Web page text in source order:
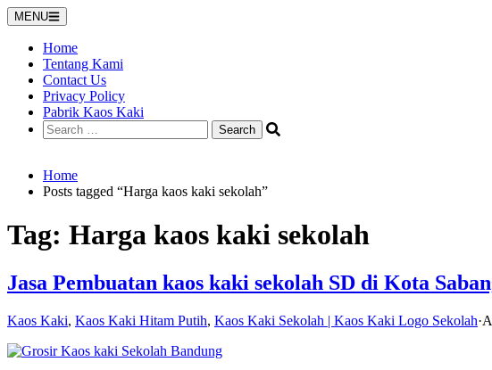
Skip
to
content
MENU
Home
Tentang Kami
Contact Us
Privacy Policy
Pabrik Kaos Kaki
Search
for:
Home
Posts tagged “Harga kaos kaki sekolah”
Tag: Harga kaos kaki sekolah
Jasa Pembuatan kaos kaki sekolah SD di Kota
Kaos Kaki, Kaos Kaki Hitam Putih, Kaos Kaki Sekolah | Kaos Kaki Logo Sekolah·